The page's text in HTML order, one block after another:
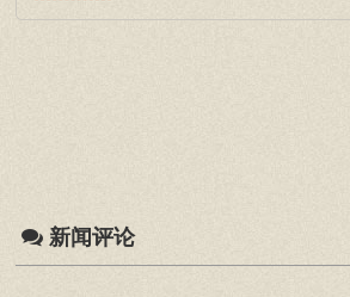
新闻评论